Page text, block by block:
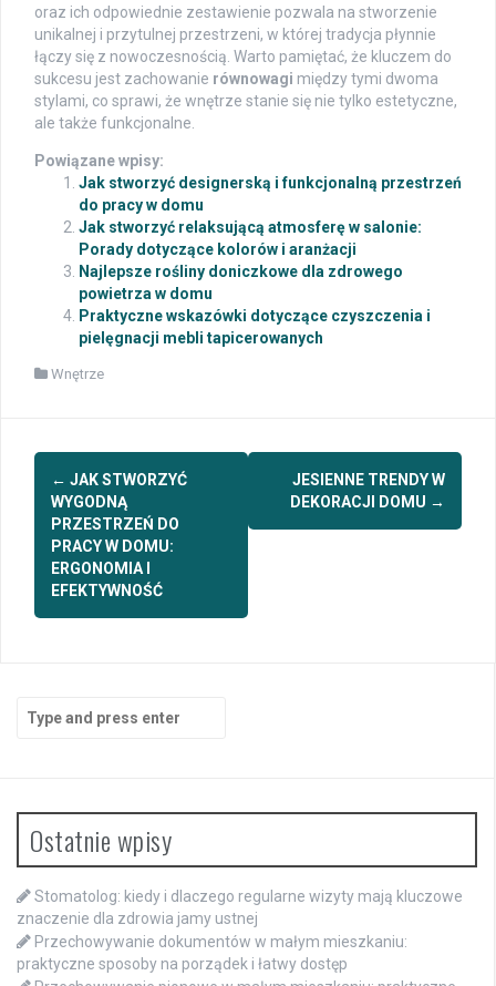
oraz ich odpowiednie zestawienie pozwala na stworzenie
unikalnej i przytulnej przestrzeni, w której tradycja płynnie
łączy się z nowoczesnością. Warto pamiętać, że kluczem do
sukcesu jest zachowanie równowagi między tymi dwoma
stylami, co sprawi, że wnętrze stanie się nie tylko estetyczne,
ale także funkcjonalne.
Powiązane wpisy:
Jak stworzyć designerską i funkcjonalną przestrzeń
do pracy w domu
Jak stworzyć relaksującą atmosferę w salonie:
Porady dotyczące kolorów i aranżacji
Najlepsze rośliny doniczkowe dla zdrowego
powietrza w domu
Praktyczne wskazówki dotyczące czyszczenia i
pielęgnacji mebli tapicerowanych
Wnętrze
Post
navigation
← JAK STWORZYĆ
WYGODNĄ
PRZESTRZEŃ DO
PRACY W DOMU:
ERGONOMIA I
EFEKTYWNOŚĆ
JESIENNE TRENDY W
DEKORACJI DOMU →
for:
Ostatnie wpisy
Stomatolog: kiedy i dlaczego regularne wizyty mają kluczowe
znaczenie dla zdrowia jamy ustnej
Przechowywanie dokumentów w małym mieszkaniu:
praktyczne sposoby na porządek i łatwy dostęp